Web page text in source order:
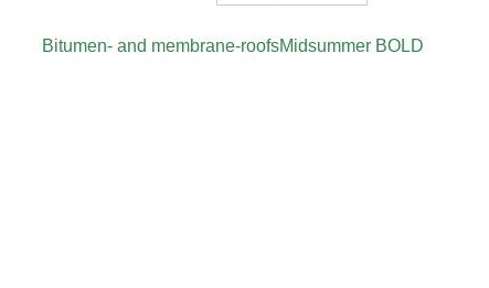
Bitumen- and membrane-roofsMidsummer BOLD